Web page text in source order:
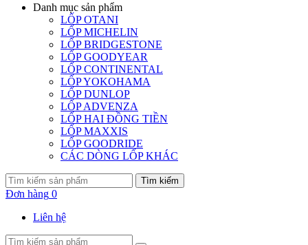
Danh mục sản phẩm
LỐP OTANI
LỐP MICHELIN
LỐP BRIDGESTONE
LỐP GOODYEAR
LỐP CONTINENTAL
LỐP YOKOHAMA
LỐP DUNLOP
LỐP ADVENZA
LỐP HAI ĐỒNG TIỀN
LỐP MAXXIS
LỐP GOODRIDE
CÁC DÒNG LỐP KHÁC
Tìm kiếm
Đơn hàng 0
Liên hệ